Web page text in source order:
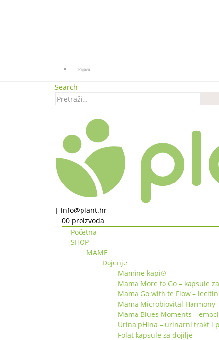
Prijava
Search
| info@plant.hr
00 proizvoda
Početna
SHOP
MAME
Dojenje
Mamine kapi®
Mama More to Go – kapsule
Mama Go with te Flow –
Mama Microbiovital Harmony
Mama Blues Moments –
Urina pHina – urinarni trakt i
Folat kapsule za dojilje